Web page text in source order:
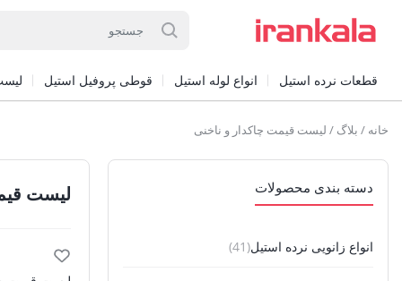
قطعات نرده استیل انواع لوله استیل قوطی پروفیل استیل
خانه / بلاگ / لیست قیمت چاکدار و ناخنی
دسته بندی محصولات
انواع زانویی نرده استیل(41)
لیست